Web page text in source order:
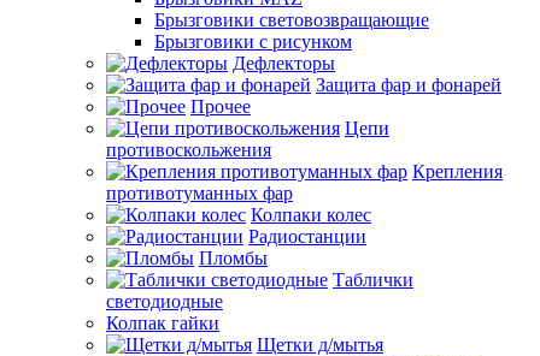
Брызговики световозвращающие
Брызговики с рисунком
Дефлекторы
Защита фар и фонарей
Прочее
Цепи
противоскольжения
Крепления
противотуманных фар
Колпаки колес
Радиостанции
Пломбы
Таблички
светодиодные
Колпак гайки
Щетки д/мытья